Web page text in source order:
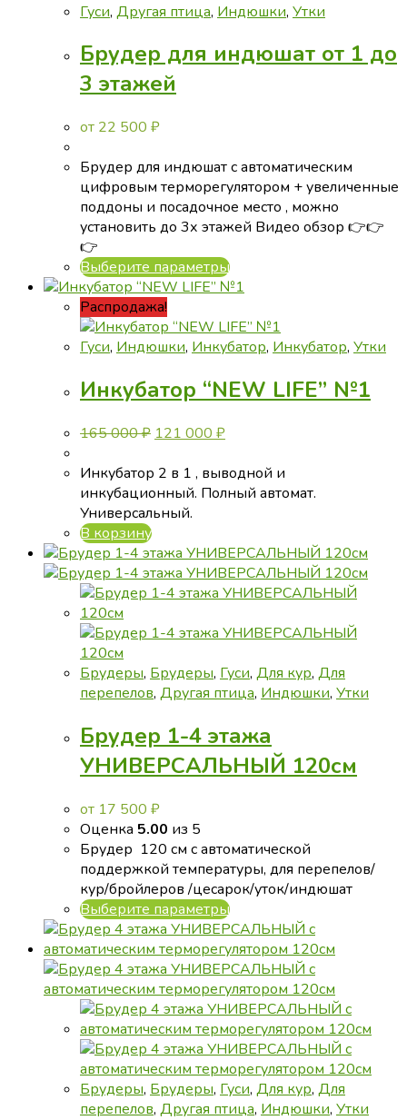
Гуси, Другая птица, Индюшки, Утки
Брудер для индюшат от 1 до
3 этажей
от 22 500 ₽
Брудер для индюшат с автоматическим
цифровым терморегулятором + увеличенные
поддоны и посадочное место , можно
установить до 3х этажей Видео обзор 👉👉
👉
Выберите параметрыЭтот
товар
несколько
вариаций.
можно
выбрать
товара.
Распродажа!
Гуси, Индюшки, Инкубатор, Инкубатор, Утки
Инкубатор “NEW LIFE” №1
165 000₽ Первоначальная
составляла
165
000 ₽.
121 000 ₽Текущая
121
000 ₽.
Инкубатор 2 в 1 , выводной и
инкубационный. Полный автомат.
Универсальный.
В корзину
Брудеры, Брудеры, Гуси, Для кур, Для
перепелов, Другая птица, Индюшки, Утки
Брудер 1-4 этажа
УНИВЕРСАЛЬНЫЙ 120см
от 17 500 ₽
Оценка 5.00 из 5
Брудер 120 см с автоматической
поддержкой температуры, для перепелов/
кур/бройлеров /цесарок/уток/индюшат
Выберите параметрыЭтот
товар
имеет
несколько
вариаций.
Опции
можно
выбрать
на
странице
товара.
Брудеры, Брудеры, Гуси, Для кур, Для
перепелов, Другая птица, Индюшки, Утки